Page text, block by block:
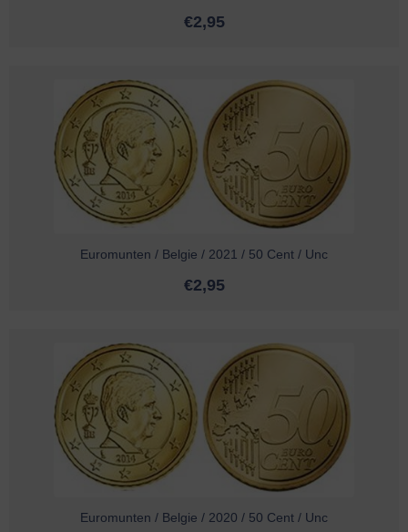
€2,95
Euromunten / Belgie / 2021 / 50 Cent / Unc
€2,95
Euromunten / Belgie / 2020 / 50 Cent / Unc